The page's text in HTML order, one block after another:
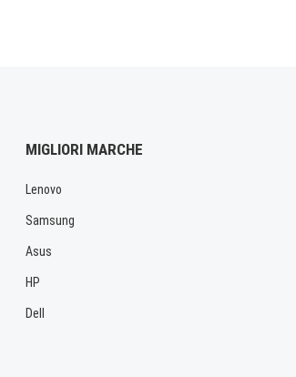
MIGLIORI MARCHE
Lenovo
Samsung
Asus
HP
Dell